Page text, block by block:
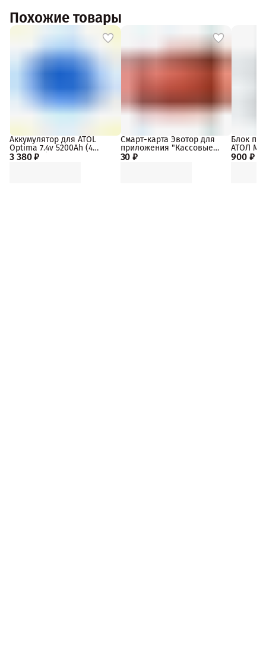
Похожие товары
3 380 ₽
Аккумулятор для ATOL
Optima 7.4v 5200Ah (4
элемента)
30 ₽
Смарт-карта Эвотор для
приложения "Кассовые
сервисы"
900 ₽
Блок
АТОЛ